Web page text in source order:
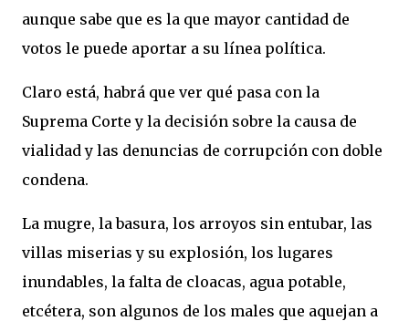
aunque sabe que es la que mayor cantidad de
votos le puede aportar a su línea política.
Claro está, habrá que ver qué pasa con la
Suprema Corte y la decisión sobre la causa de
vialidad y las denuncias de corrupción con doble
condena.
La mugre, la basura, los arroyos sin entubar, las
villas miserias y su explosión, los lugares
inundables, la falta de cloacas, agua potable,
etcétera, son algunos de los males que aquejan a